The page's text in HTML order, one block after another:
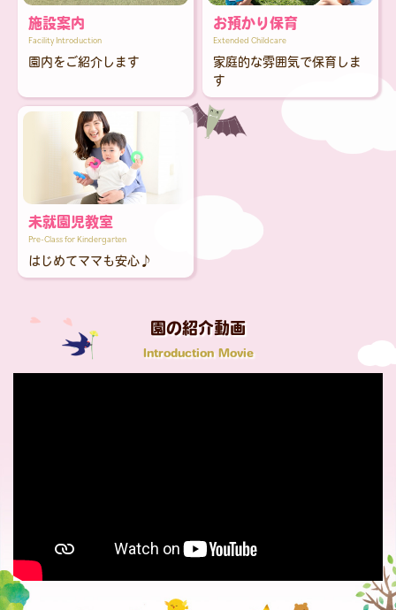
施設案内
Facility Introduction
園内をご紹介します
お預かり保育
Extended Childcare
家庭的な雰囲気で保育しま
す
未就園児教室
Pre-Class for Kindergarten
はじめてママも安心♪
園の紹介動画
Introduction Movie